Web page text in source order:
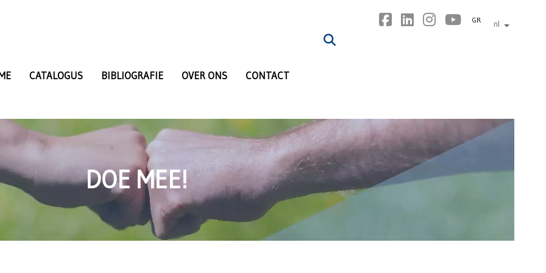
GR nl andere
CATALOGUS BIBLIOGRAFIE OVER ONS CONTACT
DOE MEE!